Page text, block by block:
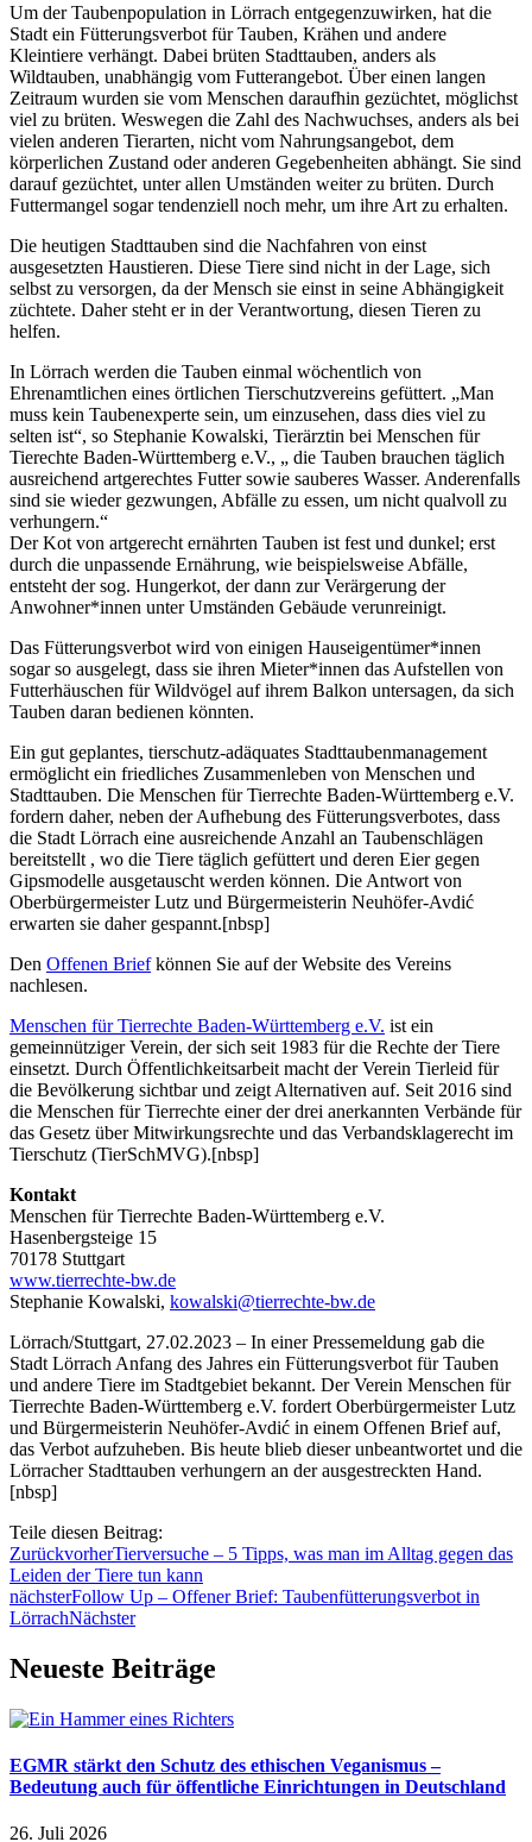
Um der Taubenpopulation in Lörrach entgegenzuwirken, hat die
Stadt ein Fütterungsverbot für Tauben, Krähen und andere
Kleintiere verhängt. Dabei brüten Stadttauben, anders als
Wildtauben, unabhängig vom Futterangebot. Über einen langen
Zeitraum wurden sie vom Menschen daraufhin gezüchtet, möglichst
viel zu brüten. Weswegen die Zahl des Nachwuchses, anders als bei
vielen anderen Tierarten, nicht vom Nahrungsangebot, dem
körperlichen Zustand oder anderen Gegebenheiten abhängt. Sie sind
darauf gezüchtet, unter allen Umständen weiter zu brüten. Durch
Futtermangel sogar tendenziell noch mehr, um ihre Art zu erhalten.
Die heutigen Stadttauben sind die Nachfahren von einst
ausgesetzten Haustieren. Diese Tiere sind nicht in der Lage, sich
selbst zu versorgen, da der Mensch sie einst in seine Abhängigkeit
züchtete. Daher steht er in der Verantwortung, diesen Tieren zu
helfen.
In Lörrach werden die Tauben einmal wöchentlich von
Ehrenamtlichen eines örtlichen Tierschutzvereins gefüttert. „Man
muss kein Taubenexperte sein, um einzusehen, dass dies viel zu
selten ist“, so Stephanie Kowalski, Tierärztin bei Menschen für
Tierechte Baden-Württemberg e.V., „ die Tauben brauchen täglich
ausreichend artgerechtes Futter sowie sauberes Wasser. Anderenfalls
sind sie wieder gezwungen, Abfälle zu essen, um nicht qualvoll zu
verhungern.“
Der Kot von artgerecht ernährten Tauben ist fest und dunkel; erst
durch die unpassende Ernährung, wie beispielsweise Abfälle,
entsteht der sog. Hungerkot, der dann zur Verärgerung der
Anwohner*innen unter Umständen Gebäude verunreinigt.
Das Fütterungsverbot wird von einigen Hauseigentümer*innen
sogar so ausgelegt, dass sie ihren Mieter*innen das Aufstellen von
Futterhäuschen für Wildvögel auf ihrem Balkon untersagen, da sich
Tauben daran bedienen könnten.
Ein gut geplantes, tierschutz-adäquates Stadttaubenmanagement
ermöglicht ein friedliches Zusammenleben von Menschen und
Stadttauben. Die Menschen für Tierrechte Baden-Württemberg e.V.
fordern daher, neben der Aufhebung des Fütterungsverbotes, dass
die Stadt Lörrach eine ausreichende Anzahl an Taubenschlägen
bereitstellt , wo die Tiere täglich gefüttert und deren Eier gegen
Gipsmodelle ausgetauscht werden können. Die Antwort von
Oberbürgermeister Lutz und Bürgermeisterin Neuhöfer-Avdić
erwarten sie daher gespannt.[nbsp]
Den Offenen Briefkönnen Sie auf der Website des Vereins
nachlesen.
Menschen für Tierrechte Baden-Württemberg e.V. ist ein
gemeinnütziger Verein, der sich seit 1983 für die Rechte der Tiere
einsetzt. Durch Öffentlichkeitsarbeit macht der Verein Tierleid für
die Bevölkerung sichtbar und zeigt Alternativen auf. Seit 2016 sind
die Menschen für Tierrechte einer der drei anerkannten Verbände für
das Gesetz über Mitwirkungsrechte und das Verbandsklagerecht im
Tierschutz (TierSchMVG).[nbsp]
Kontakt
Menschen für Tierrechte Baden-Württemberg e.V.
Hasenbergsteige 15
70178 Stuttgart
www.tierrechte-bw.de
Stephanie Kowalski, kowalski@tierrechte-bw.de
Lörrach/Stuttgart, 27.02.2023 – In einer Pressemeldung gab die
Stadt Lörrach Anfang des Jahres ein Fütterungsverbot für Tauben
und andere Tiere im Stadtgebiet bekannt. Der Verein Menschen für
Tierrechte Baden-Württemberg e.V. fordert Oberbürgermeister Lutz
und Bürgermeisterin Neuhöfer-Avdić in einem Offenen Brief auf,
das Verbot aufzuheben. Bis heute blieb dieser unbeantwortet und die
Lörracher Stadttauben verhungern an der ausgestreckten Hand.
[nbsp]
Teile diesen Beitrag:
ZurückvorherTierversuche – 5 Tipps, was man im Alltag gegen das
Leiden der Tiere tun kann
nächsterFollow Up – Offener Brief: Taubenfütterungsverbot in
LörrachNächster
Neueste Beiträge
EGMR stärkt den Schutz des ethischen Veganismus –
Bedeutung auch für öffentliche Einrichtungen in Deutschland
26. Juli 2026